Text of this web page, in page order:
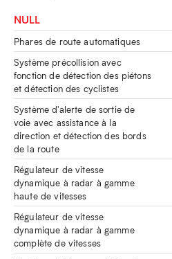
NULL
Phares de route automatiques
Système précollision avec
fonction de détection des piétons
et détection des cyclistes
Système d'alerte de sortie de
voie avec assistance à la
direction et détection des bords
de la route
Régulateur de vitesse
dynamique à radar à gamme
haute de vitesses
Régulateur de vitesse
dynamique à radar à gamme
complète de vitesses